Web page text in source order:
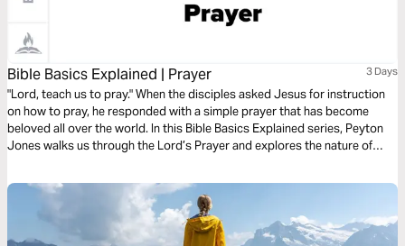
Bible Basics Explained | Prayer 3 Days
"Lord, teach us to pray." When the disciples asked Jesus for instruction
on how to pray, he responded with a simple prayer that has become
beloved all over the world. In this Bible Basics Explained series, Peyton
Jones walks us through the Lord’s Prayer and explores the nature of
upon God, and as warfare against temptation and evil.